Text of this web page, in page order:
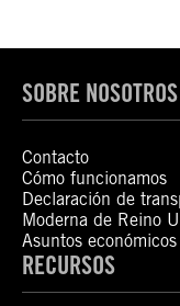
SOBRE NOSOTROS
Contacto
Cómo funcionamos
Declaración de
Moderna de Reino
Asuntos económicos
RECURSOS